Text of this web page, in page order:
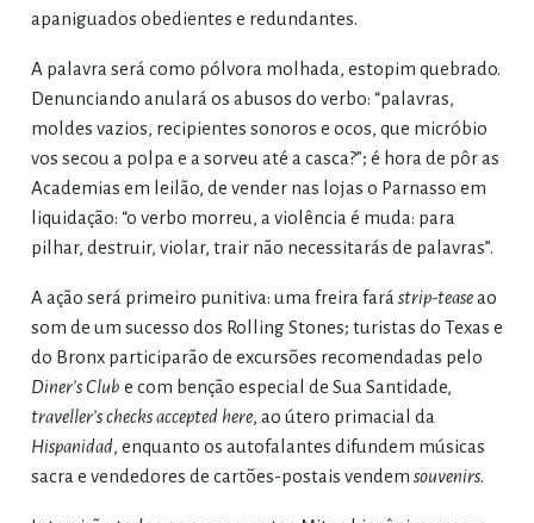
apaniguados obedientes e redundantes.
A palavra será como pólvora molhada, estopim quebrado.
Denunciando anulará os abusos do verbo: “palavras,
moldes vazios, recipientes sonoros e ocos, que micróbio
vos secou a polpa e a sorveu até a casca?”; é hora de pôr as
Academias em leilão, de vender nas lojas o Parnasso em
liquidação: “o verbo morreu, a violência é muda: para
pilhar, destruir, violar, trair não necessitarás de palavras”.
A ação será primeiro punitiva: uma freira fará strip-teaseao
som de um sucesso dos Rolling Stones; turistas do Texas e
do Bronx participarão de excursões recomendadas pelo
Diner’s Club e com benção especial de Sua Santidade,
traveller’s checks accepted here, ao útero primacial da
Hispanidad, enquanto os autofalantes difundem músicas
sacra e vendedores de cartões-postais vendem souvenirs.